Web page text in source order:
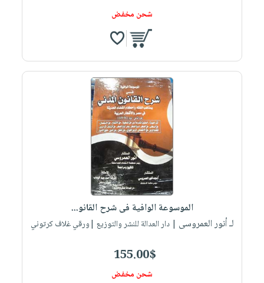
شحن مخفض
الموسوعة الوافية فى شرح القانو...
لـ أنور العمروسى | دار العدالة للنشر والتوزيع |ورقي غلاف كرتوني
155.00$
شحن مخفض